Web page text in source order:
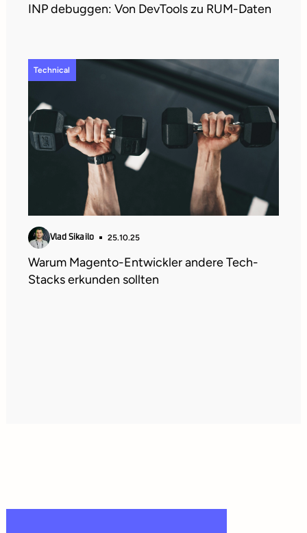
INP debuggen: Von DevTools zu RUM-Daten
Technical
Vlad Sikailo 25.10.25
Warum Magento-Entwickler andere Tech-
Stacks erkunden sollten